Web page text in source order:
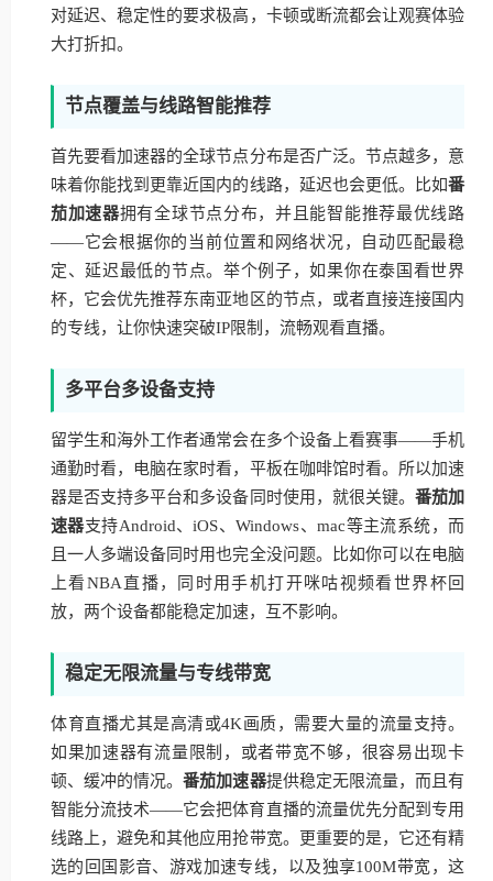
对延迟、稳定性的要求极高，卡顿或断流都会让观赛体验
大打折扣。
节点覆盖与线路智能推荐
首先要看加速器的全球节点分布是否广泛。节点越多，意
味着你能找到更靠近国内的线路，延迟也会更低。比如番
茄加速器拥有全球节点分布，并且能智能推荐最优线路
——它会根据你的当前位置和网络状况，自动匹配最稳
定、延迟最低的节点。举个例子，如果你在泰国看世界
杯，它会优先推荐东南亚地区的节点，或者直接连接国内
的专线，让你快速突破IP限制，流畅观看直播。
多平台多设备支持
留学生和海外工作者通常会在多个设备上看赛事——手机
通勤时看，电脑在家时看，平板在咖啡馆时看。所以加速
器是否支持多平台和多设备同时使用，就很关键。 番茄加
速器支持Android、iOS、Windows、mac等主流系统，而
且一人多端设备同时用也完全没问题。比如你可以在电脑
上看NBA直播，同时用手机打开咪咕视频看世界杯回
放，两个设备都能稳定加速，互不影响。
稳定无限流量与专线带宽
体育直播尤其是高清或4K画质，需要大量的流量支持。
如果加速器有流量限制，或者带宽不够，很容易出现卡
顿、缓冲的情况。番茄加速器提供稳定无限流量，而且有
智能分流技术——它会把体育直播的流量优先分配到专用
线路上，避免和其他应用抢带宽。更重要的是，它还有精
选的回国影音、游戏加速专线，以及独享100M带宽，这